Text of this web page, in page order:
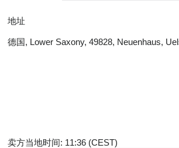
地址
德国, Lower Saxony, 49828, Neuenhaus,
卖方当地时间: 11:36 (CEST)